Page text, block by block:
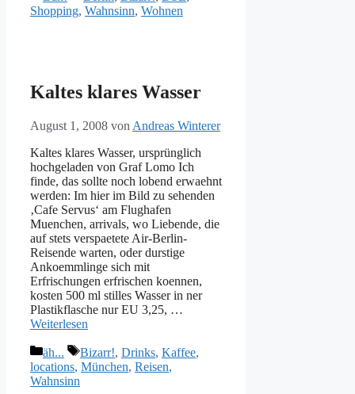
Shopping, Wahnsinn, Wohnen
Kaltes klares Wasser
August 1, 2008 von Andreas Winterer
Kaltes klares Wasser, ursprünglich
hochgeladen von Graf Lomo Ich
finde, das sollte noch lobend erwaehnt
werden: Im hier im Bild zu sehenden
‚Cafe Servus‘ am Flughafen
Muenchen, arrivals, wo Liebende, die
auf stets verspaetete Air-Berlin-
Reisende warten, oder durstige
Ankoemmlinge sich mit
Erfrischungen erfrischen koennen,
kosten 500 ml stilles Wasser in ner
Plastikflasche nur EU 3,25, …
Weiterlesen
Kategorien
äh... Schlagwörter
Bizarr!, Drinks, Kaffee,
locations, München, Reisen,
Wahnsinn